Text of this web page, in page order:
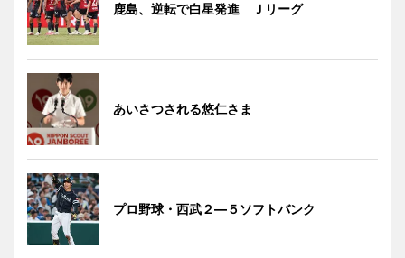
鹿島、逆転で白星発進 Ｊリーグ
あいさつされる悠仁さま
プロ野球・西武２―５ソフトバンク